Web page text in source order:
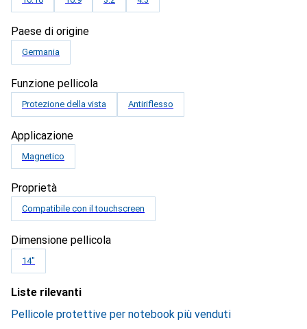
Paese di origine
Germania
Funzione pellicola
Protezione della vista Antiriflesso
Applicazione
Magnetico
Proprietà
Compatibile con il touchscreen
Dimensione pellicola
14"
Liste rilevanti
Pellicole protettive per notebook più venduti